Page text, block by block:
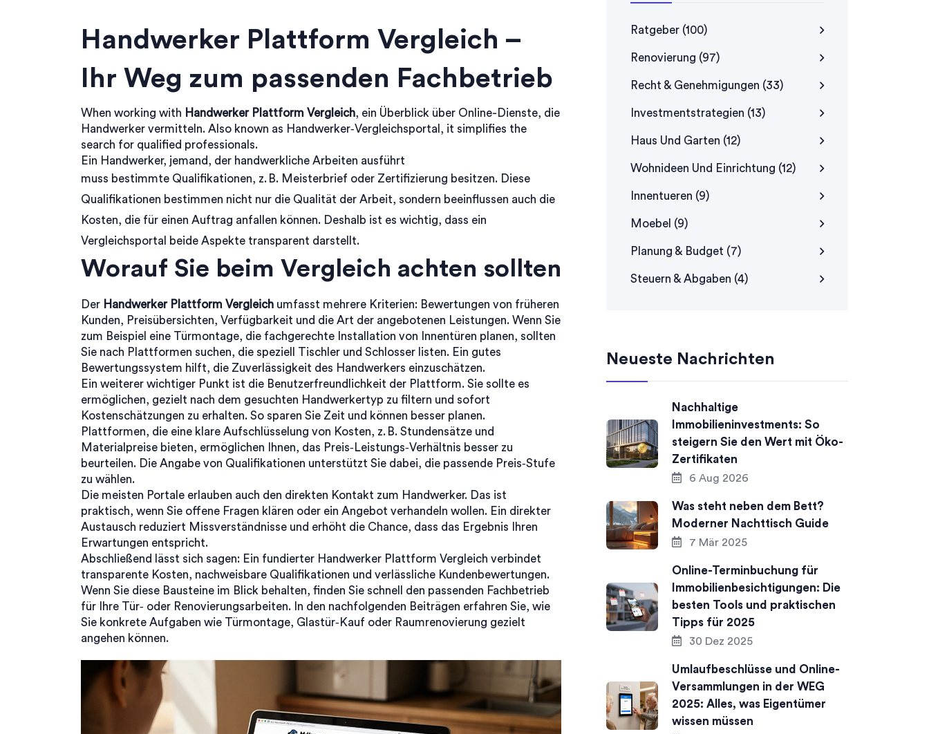
Handwerker Plattform Vergleich –
Ihr Weg zum passenden Fachbetrieb
When working with Handwerker Plattform Vergleich, ein Überblick über Online-Dienste, die
Handwerker vermitteln. Also known as Handwerker‑Vergleichsportal , it simplifies the
search for qualified professionals.
Ein Handwerker, jemand, der handwerkliche Arbeiten ausführt
muss bestimmte Qualifikationen, z. B. Meisterbrief oder Zertifizierung besitzen. Diese
Qualifikationen bestimmen nicht nur die Qualität der Arbeit, sondern beeinflussen auch die
Kosten, die für einen Auftrag anfallen können. Deshalb ist es wichtig, dass ein
Vergleichsportal beide Aspekte transparent darstellt.
Worauf Sie beim Vergleich achten sollten
Der Handwerker Plattform Vergleich umfasst mehrere Kriterien: Bewertungen von früheren
Kunden, Preisübersichten, Verfügbarkeit und die Art der angebotenen Leistungen. Wenn Sie
zum Beispiel eine Türmontage, die fachgerechte Installation von Innentüren planen, sollten
Sie nach Plattformen suchen, die speziell Tischler und Schlosser listen. Ein gutes
Bewertungssystem hilft, die Zuverlässigkeit des Handwerkers einzuschätzen.
Ein weiterer wichtiger Punkt ist die Benutzerfreundlichkeit der Plattform. Sie sollte es
ermöglichen, gezielt nach dem gesuchten Handwerkertyp zu filtern und sofort
Kostenschätzungen zu erhalten. So sparen Sie Zeit und können besser planen.
Plattformen, die eine klare Aufschlüsselung von Kosten, z. B. Stundensätze und
Materialpreise bieten, ermöglichen Ihnen, das Preis‑Leistungs‑Verhältnis besser zu
beurteilen. Die Angabe von Qualifikationen unterstützt Sie dabei, die passende Preis‑Stufe
zu wählen.
Die meisten Portale erlauben auch den direkten Kontakt zum Handwerker. Das ist
praktisch, wenn Sie offene Fragen klären oder ein Angebot verhandeln wollen. Ein direkter
Austausch reduziert Missverständnisse und erhöht die Chance, dass das Ergebnis Ihren
Erwartungen entspricht.
Abschließend lässt sich sagen: Ein fundierter Handwerker Plattform Vergleich verbindet
transparente Kosten, nachweisbare Qualifikationen und verlässliche Kundenbewertungen.
Wenn Sie diese Bausteine im Blick behalten, finden Sie schnell den passenden Fachbetrieb
für Ihre Tür‑ oder Renovierungsarbeiten. In den nachfolgenden Beiträgen erfahren Sie, wie
Sie konkrete Aufgaben wie Türmontage, Glastür‑Kauf oder Raumrenovierung gezielt
angehen können.
Ratgeber (100)
Renovierung (97)
Recht & Genehmigungen (33)
Investmentstrategien (13)
Haus Und Garten (12)
Wohnideen Und Einrichtung (12)
Innentueren (9)
Moebel (9)
Planung & Budget (7)
Steuern & Abgaben (4)
Neueste Nachrichten
Nachhaltige
Immobilieninvestments: So
steigern Sie den Wert mit Öko-
Zertifikaten
6 Aug 2026
Was steht neben dem Bett?
Moderner Nachttisch Guide
7 Mär 2025
Online-Terminbuchung für
Immobilienbesichtigungen: Die
besten Tools und praktischen
Tipps für 2025
30 Dez 2025
Umlaufbeschlüsse und Online-
Versammlungen in der WEG
2025: Alles, was Eigentümer
wissen müssen